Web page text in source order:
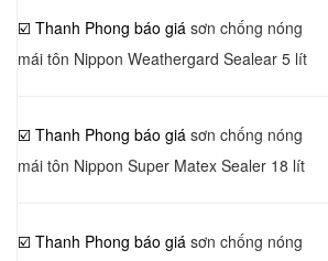
☑️ Thanh Phong báo giá sơn chống nóng
mái tôn Nippon Weathergard Sealear 5 lít
☑️ Thanh Phong báo giá sơn chống nóng
mái tôn Nippon Super Matex Sealer 18 lít
☑️ Thanh Phong báo giá sơn chống nóng